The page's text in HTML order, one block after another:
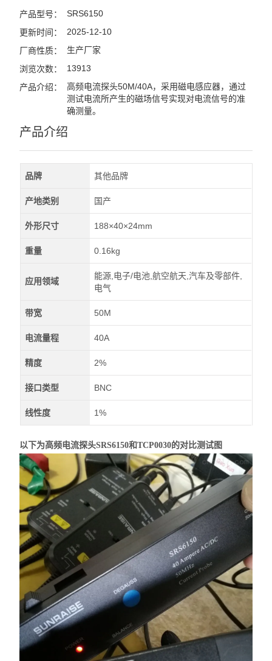
产品型号： SRS6150
更新时间： 2025-12-10
厂商性质： 生产厂家
浏览次数： 13913
产品介绍：
高频电流探头50M/40A，采用磁电感应器，通过
测试电流所产生的磁场信号实现对电流信号的准
确测量。
产品介绍
品牌 其他品牌
产地类别 国产
外形尺寸 188×40×24mm
重量 0.16kg
应用领域
能源,电子/电池,航空航天,汽车及零部件,
电气
带宽 50M
电流量程 40A
精度 2%
接口类型 BNC
线性度 1%
以下为高频电流探头SRS6150和TCP0030的对比测试图